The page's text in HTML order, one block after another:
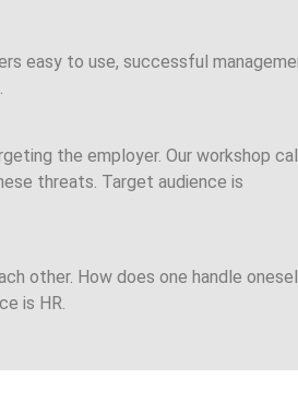
easy to use, successful
the employer. Our workshop
threats. Target audience is
other. How does one handle
is HR.